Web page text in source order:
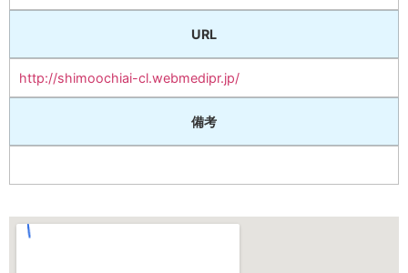
URL
http://shimoochiai-cl.webmedipr.jp/
備考